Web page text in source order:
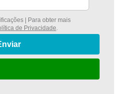
| Para obter mais
de Privacidade.